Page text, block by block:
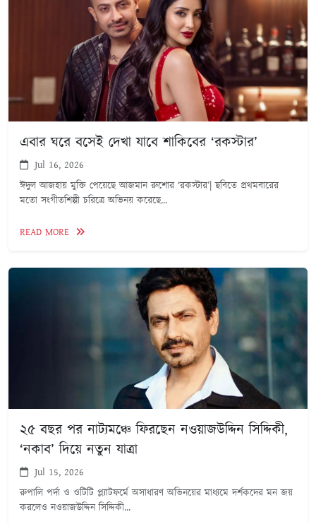
এবার ঘরে বসেই দেখা যাবে শাকিবের ‘রকস্টার’
Jul 16, 2026
ঈদুল আজহায় মুক্তি পেয়েছে আজমান রুশোর ‘রকস্টার’| ছবিতে প্রথমবারের
মতো সংগীতশিল্পী চরিত্রে অভিনয় করেছে...
READ MORE
২৫ বছর পর নাট্যমঞ্চে ফিরছেন নওয়াজউদ্দিন সিদ্দিকী,
‘নকাব’ দিয়ে নতুন যাত্রা
Jul 15, 2026
রুপালি পর্দা ও ওটিটি প্ল্যাটফর্মে অসাধারণ অভিনয়ের মাধ্যমে দর্শকদের মন জয়
করলেও নওয়াজউদ্দিন সিদ্দিকী...